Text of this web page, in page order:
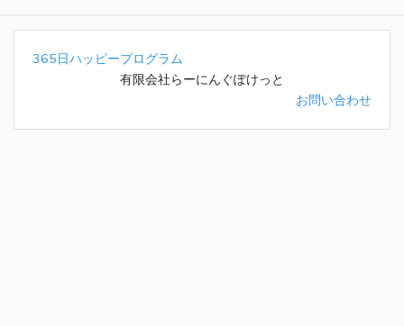
365日ハッピープログラム
有限会社らーにんぐぽけっと
お問い合わせ